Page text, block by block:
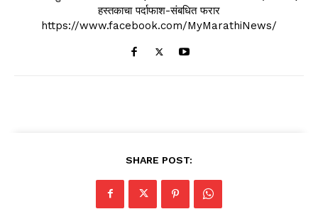
हस्तकाचा पर्दाफाश-संबधित फरार
https://www.facebook.com/MyMarathiNews/
SHARE POST: